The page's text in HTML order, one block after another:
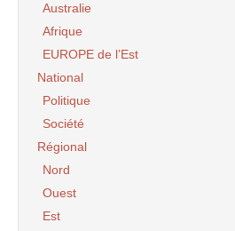
Australie
Afrique
EUROPE de l’Est
National
Politique
Société
Régional
Nord
Ouest
Est